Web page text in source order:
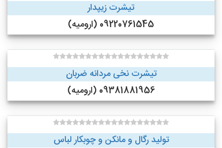
تیشرت زیپدار
09220761545 (ارومیه)
تیشرت نخی مردانه ضربان
09381881956 (ارومیه)
تولید رگال و مانکن و چوبکار لباس